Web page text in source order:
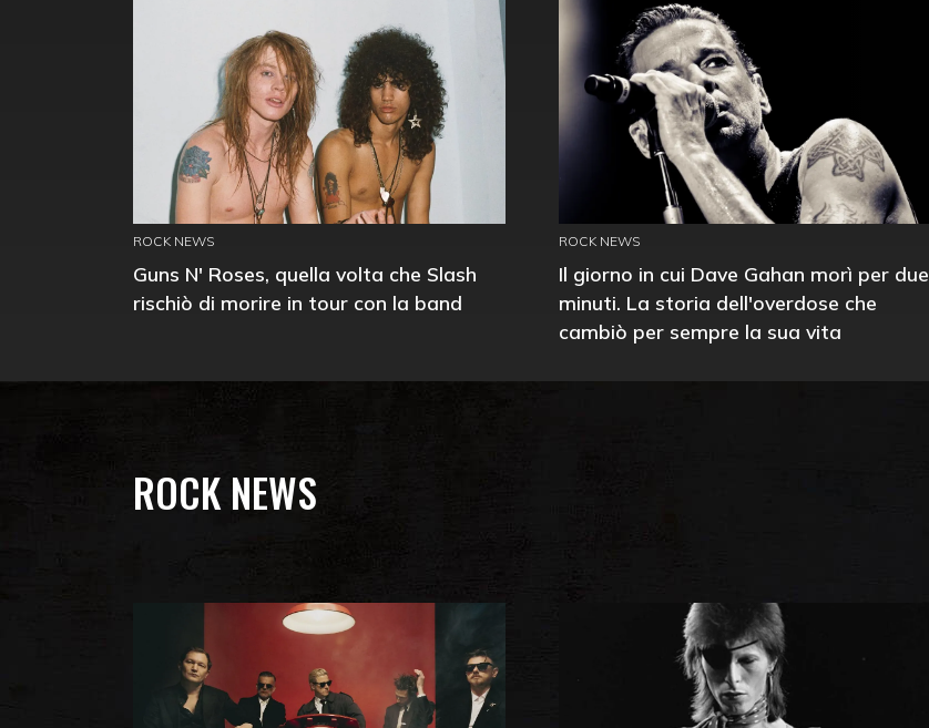
ROCK NEWS
Guns N' Roses, quella volta che Slash
rischiò di morire in tour con la band
ROCK NEWS
Il giorno in cui Dave Gahan morì per due
minuti. La storia dell'overdose che
cambiò per sempre la sua vita
ROCK NEWS